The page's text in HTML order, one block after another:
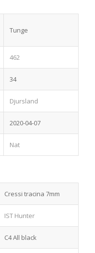
Tunge
462
34
Djursland
2020-04-07
Nat
Cressi tracina 7mm
IST Hunter
C4 All black